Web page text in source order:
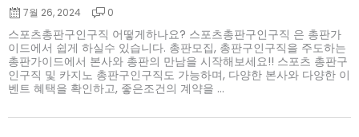
7월 26, 2024 0
스포츠총판구인구직 어떻게하나요? 스포츠총판구인구직 은 총판가
이드에서 쉽게 하실수 있습니다. 총판모집, 총판구인구직을 주도하는
총판가이드에서 본사와 총판의 만남을 시작해보세요!! 스포츠 총판구
인구직 및 카지노 총판구인구직도 가능하며, 다양한 본사와 다양한 이
벤트 혜택을 확인하고, 좋은조건의 계약을 ...